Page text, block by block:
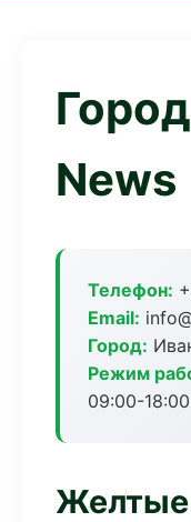
News
Телефон:
Email:
Город:
Режим
09:00-18:00
Желтые